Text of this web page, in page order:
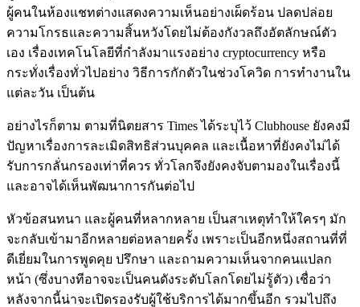
ผู้คนในห้องแชทต่างแสดงความเห็นอย่างเผ็ดร้อน ปลดปล่อย
ความโกรธและความสิ้นหวังโดยไม่ต้องกังวลถึงอัตลักษณ์ตัว
เอง เรื่องเทคโนโลยีที่กำลังมาแรงอย่าง cryptocurrency หรือ
กระทั่งเรื่องทั่วไปอย่าง วิธีการกักตัวในช่วงโควิด การทำงานใน
แต่ละวัน เป็นต้น
อย่างไรก็ตาม ตามที่นิตยสาร Times ได้ระบุไว้ Clubhouse ยังคงมี
ปัญหาเรื่องการละเมิดสิทธิส่วนบุคคล และเนื้อหาที่ยังคงไม่ได้
รับการกลั่นกรองเท่าที่ควร ทั่วโลกจึงยังคงจับตามองในเรื่องนี้
และอาจได้เห็นพัฒนาการกันต่อไป
หัวข้อสนทนา และผู้คนที่หลากหลาย เป็นสาเหตุทำให้ใครๆ มัก
จะกลับเข้ามาอีกหลายต่อหลายครั้ง เพราะเป็นอีกหนึ่งสถานที่ที่
ดีเยี่ยมในการพูดคุย ปรึกษา และถามความเห็นจากคนแปลก
หน้า (ซึ่งบางทีอาจจะเป็นคนดังระดับโลกโดยไม่รู้ตัว) เชื่อว่า
หลังจากนี้น่าจะเปิดรองรับผู้ใช้บริการได้มากขึ้นอีก รวมไปถึง